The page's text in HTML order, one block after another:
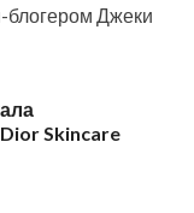
блогером Джеки
Skincare